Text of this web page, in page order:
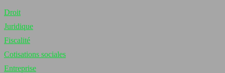
Droit
Juridique
Fiscalité
Cotisations sociales
Entreprise